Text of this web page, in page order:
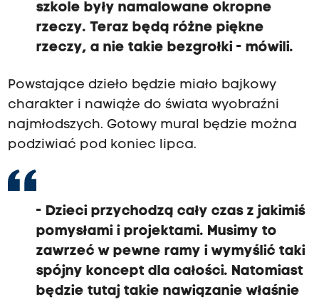
szkole były namalowane okropne
rzeczy. Teraz będą różne piękne
rzeczy, a nie takie bezgrołki - mówili.
Powstające dzieło będzie miało bajkowy
charakter i nawiąże do świata wyobraźni
najmłodszych. Gotowy mural będzie można
podziwiać pod koniec lipca.
- Dzieci przychodzą cały czas z jakimiś
pomysłami i projektami. Musimy to
zawrzeć w pewne ramy i wymyślić taki
spójny koncept dla całości. Natomiast
będzie tutaj takie nawiązanie właśnie